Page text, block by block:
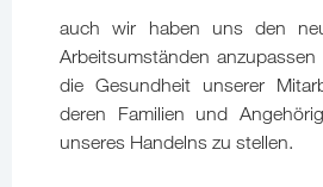
auch wir haben uns den
Arbeitsumständen
die Gesundheit unserer
deren Familien und
unseres Handelns zu stellen.